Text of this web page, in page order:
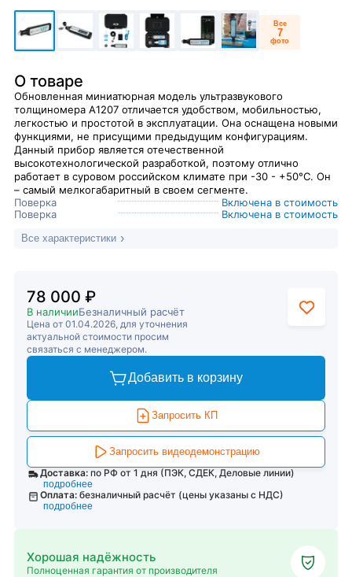
Все
7
фото
О товаре
Обновленная миниатюрная модель ультразвукового
толщиномера A1207 отличается удобством, мобильностью,
легкостью и простотой в эксплуатации. Она оснащена новыми
функциями, не присущими предыдущим конфигурациям.
Данный прибор является отечественной
высокотехнологической разработкой, поэтому отлично
работает в суровом российском климате при -30 - +50°С. Он
– самый мелкогабаритный в своем сегменте.
Поверка
Включена в стоимость
Поверка
Включена в стоимость
Все характеристики
78 000 ₽
В наличииБезналичный расчёт
Цена от 01.04.2026, для уточнения
актуальной стоимости просим
связаться с менеджером.
Добавить в корзину
Запросить КП
Запросить видеодемонстрацию
Доставка: по РФ от 1 дня (ПЭК, СДЕК, Деловые линии)
подробнее
Оплата: безналичный расчёт (цены указаны с НДС)
подробнее
Хорошая надёжность
Полноценная гарантия от производителя